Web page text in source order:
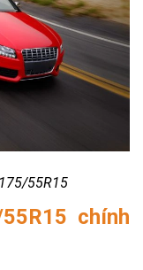
55R15
chính